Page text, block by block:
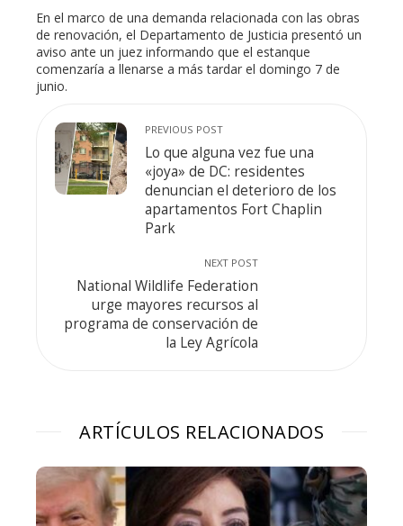
En el marco de una demanda relacionada con las obras
de renovación, el Departamento de Justicia presentó un
aviso ante un juez informando que el estanque
comenzaría a llenarse a más tardar el domingo 7 de
junio.
PREVIOUS POST
Lo que alguna vez fue una
«joya» de DC: residentes
denuncian el deterioro de los
apartamentos Fort Chaplin
Park
NEXT POST
National Wildlife Federation
urge mayores recursos al
programa de conservación de
la Ley Agrícola
ARTÍCULOS RELACIONADOS